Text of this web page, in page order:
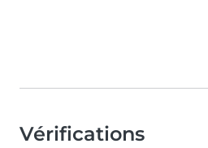
Vérifications